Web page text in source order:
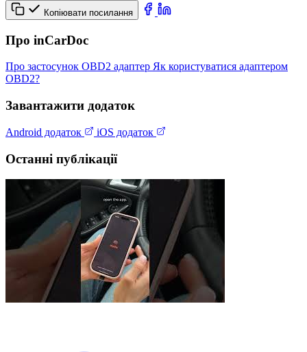
Копіювати посилання
Про inCarDoc
Про застосунок OBD2 адаптер Як користуватися адаптером
OBD2?
Завантажити додаток
Android додаток iOS додаток
Останні публікації